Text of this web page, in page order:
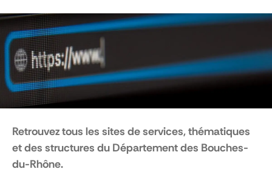
Retrouvez tous les sites de services, thématiques
et des structures du Département des Bouches-
du-Rhône.